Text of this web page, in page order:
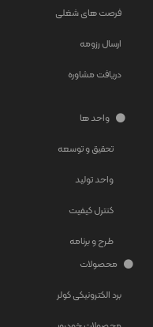
فرصت های شغلی
ارسال رزومه
دریافت مشاوره
واحد ها
تحقیق و توسعه
واحد تولید
کنترل کیفیت
طرح و برنامه
محصولات
برد الکترونیکی کولر